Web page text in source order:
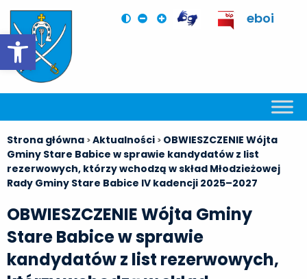
Otwórz pasek narzędzi
eboi
Strona główna >Aktualności > OBWIESZCZENIE Wójta
Gminy Stare Babice w sprawie kandydatów z list
rezerwowych, którzy wchodzą w skład Młodzieżowej
Rady Gminy Stare Babice IV kadencji 2025–2027
OBWIESZCZENIE Wójta Gminy
Stare Babice w sprawie
kandydatów z list rezerwowych,